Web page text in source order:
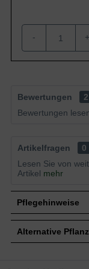
- +
Bewertungen
2
Bewertungen
Artikelfragen
0
Lesen Sie von
Artikel mehr
Pflegehinweise
Pflanz- und
Alternative